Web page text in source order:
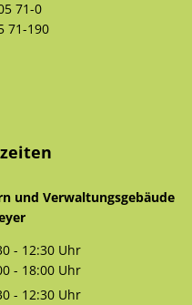
71-0
71-190
und Verwaltungsgebäude
- 12:30 Uhr
Von 08:30 bis 12:30 Uhr
- 18:00 Uhr
Von 14:00 bis 18:00 Uhr
- 12:30 Uhr